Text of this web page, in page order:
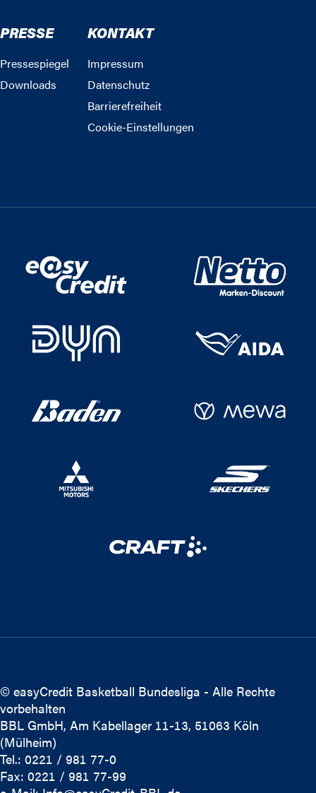
PRESSE
Pressespiegel
Downloads
KONTAKT
Impressum
Datenschutz
Barrierefreiheit
Cookie-Einstellungen
© easyCredit Basketball Bundesliga - Alle Rechte
vorbehalten
BBL GmbH, Am Kabellager 11-13, 51063 Köln
(Mülheim)
Tel.: 0221 / 981 77-0
Fax: 0221 / 981 77-99